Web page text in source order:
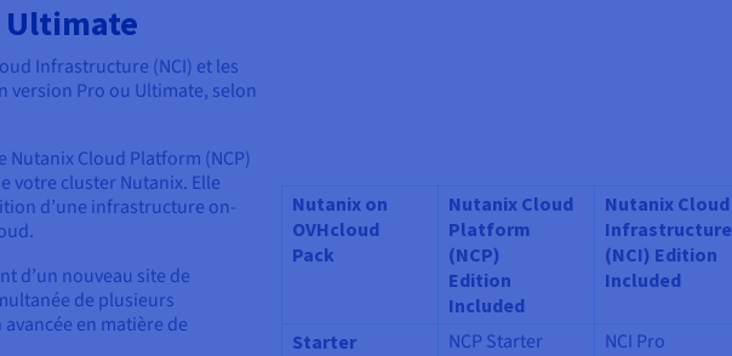
Ultimate
Infrastructure (NCI) et les
version Pro ou Ultimate, selon
Nutanix Cloud Platform (NCP)
votre cluster Nutanix. Elle
d’une infrastructure on-
d’un nouveau site de
de plusieurs
en matière de
Nutanix on
OVHcloud
Pack
Nutanix Cloud
Platform
(NCP)
Edition
Included
Nutanix Cloud
Infrastructure
(NCI) Edition
Included
Starter
NCP Starter NCI Pro